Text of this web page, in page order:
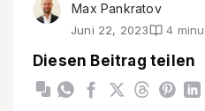
Max Pankratov
Juni 22, 2023 4
Diesen Beitrag teilen